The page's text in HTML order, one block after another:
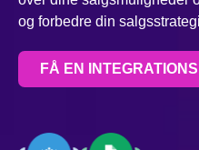
og forbedre din
FÅ EN